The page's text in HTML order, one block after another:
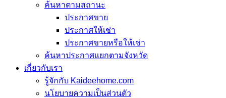
ค้นหาตามสถานะ
ประกาศขาย
ประกาศให้เช่า
ประกาศขายหรือให้เช่า
ค้นหาประกาศแยกตามจังหวัด
เกี่ยวกับเรา
รู้จักกับ Kaideehome.com
นโยบายความเป็นส่วนตัว